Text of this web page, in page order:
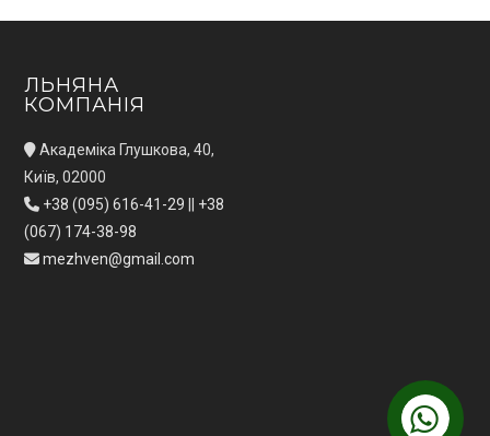
ЛЬНЯНА
КОМПАНІЯ
Академіка Глушкова, 40,
Київ, 02000
+38 (095) 616-41-29
+38
(067) 174-38-98
mezhven@gmail.com